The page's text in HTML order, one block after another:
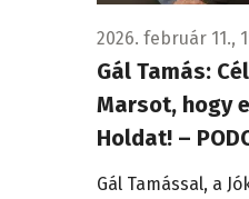
2026. február 11.,
Gál Tamás:
Marsot, hogy
Holdat! –
Gál Tamással, a